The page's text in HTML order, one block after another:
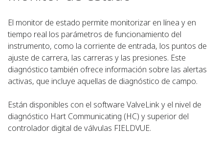
El monitor de estado permite monitorizar en línea y en
tiempo real los parámetros de funcionamiento del
instrumento, como la corriente de entrada, los puntos de
ajuste de carrera, las carreras y las presiones. Este
diagnóstico también ofrece información sobre las alertas
activas, que incluye aquellas de diagnóstico de campo.
Están disponibles con el software ValveLink y el nivel de
diagnóstico Hart Communicating (HC) y superior del
controlador digital de válvulas FIELDVUE.